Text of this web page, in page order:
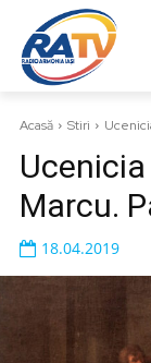
Acasă Stiri
Marcu.
18.04.2019